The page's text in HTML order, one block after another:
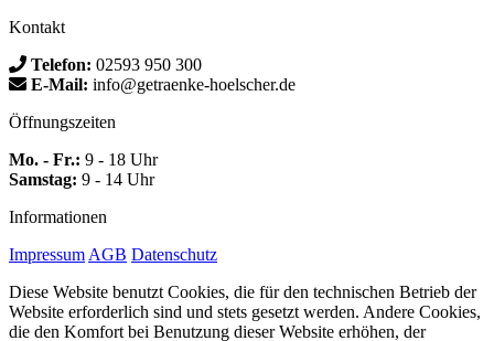
Kontakt
Telefon: 02593 950 300
E-Mail: info@getraenke-hoelscher.de
Öffnungszeiten
Mo. - Fr.: 9 - 18 Uhr
Samstag: 9 - 14 Uhr
Informationen
Impressum AGB Datenschutz
Diese Website benutzt Cookies, die für den technischen Betrieb der
Website erforderlich sind und stets gesetzt werden. Andere Cookies,
die den Komfort bei Benutzung dieser Website erhöhen, der